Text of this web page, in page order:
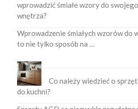
wprowadzić śmiałe wzory do swojego
wnętrza?
Wprowadzenie śmiałych wzorów do
to nie tylko sposób na …
Co należy wiedzieć o
do kuchni?